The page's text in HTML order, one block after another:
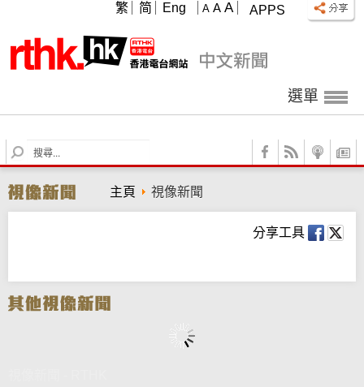
APPS
A A A
繁 简 Eng
選單
S
e
r
c
主頁 視像新聞
分享工具